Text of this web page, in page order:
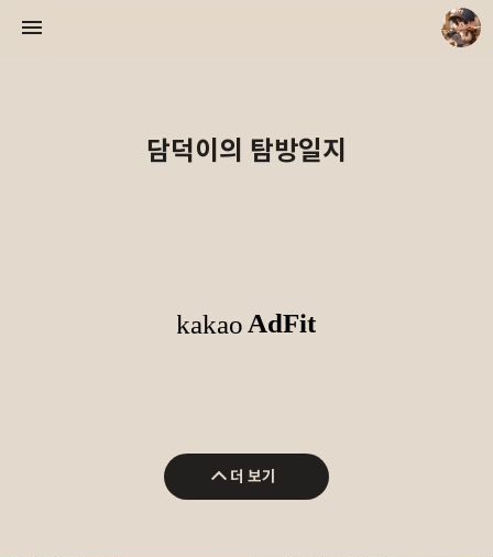
담덕이의 탐방일지
더 보기